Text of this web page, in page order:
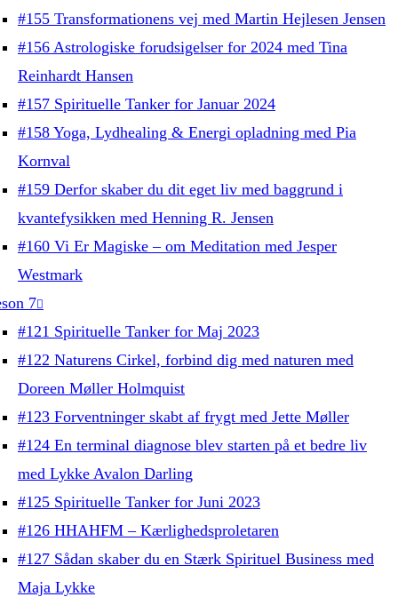
#155 Transformationens vej med Martin Hejlesen Jensen
#156 Astrologiske forudsigelser for 2024 med Tina
Reinhardt Hansen
#157 Spirituelle Tanker for Januar 2024
#158 Yoga, Lydhealing & Energi opladning med Pia
Kornval
#159 Derfor skaber du dit eget liv med baggrund i
kvantefysikken med Henning R. Jensen
#160 Vi Er Magiske – om Meditation med Jesper
Westmark
7
#121 Spirituelle Tanker for Maj 2023
#122 Naturens Cirkel, forbind dig med naturen med
Doreen Møller Holmquist
#123 Forventninger skabt af frygt med Jette Møller
#124 En terminal diagnose blev starten på et bedre liv
med Lykke Avalon Darling
#125 Spirituelle Tanker for Juni 2023
#126 HHAHFM – Kærlighedsproletaren
#127 Sådan skaber du en Stærk Spirituel Business med
Maja Lykke